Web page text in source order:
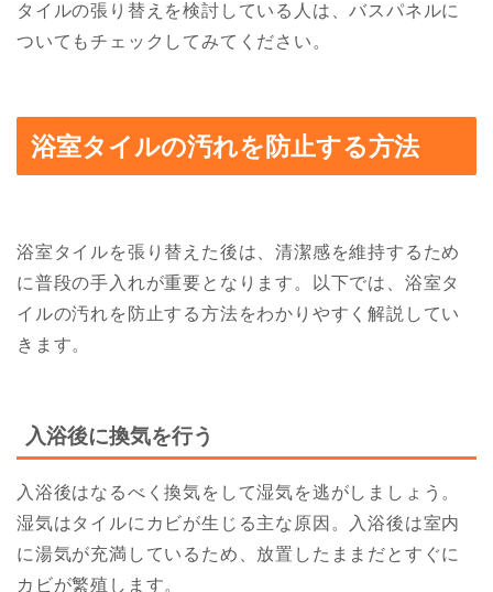
タイルの張り替えを検討している人は、バスパネルに
ついてもチェックしてみてください。
浴室タイルの汚れを防止する方法
浴室タイルを張り替えた後は、清潔感を維持するため
に普段の手入れが重要となります。以下では、浴室タ
イルの汚れを防止する方法をわかりやすく解説してい
きます。
入浴後に換気を行う
入浴後はなるべく換気をして湿気を逃がしましょう。
湿気はタイルにカビが生じる主な原因。入浴後は室内
に湯気が充満しているため、放置したままだとすぐに
カビが繁殖します。